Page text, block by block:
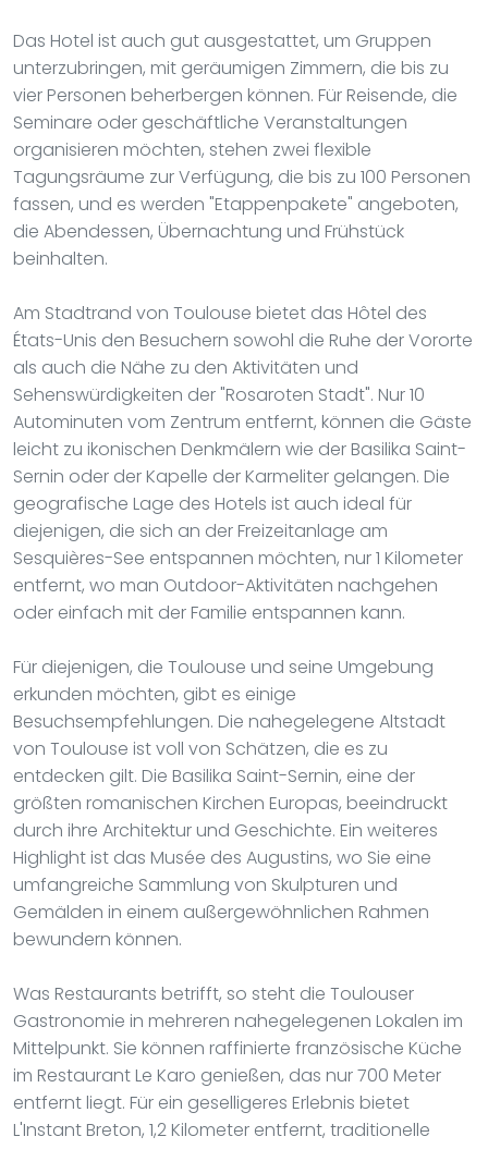
Das Hotel ist auch gut ausgestattet, um Gruppen
unterzubringen, mit geräumigen Zimmern, die bis zu
vier Personen beherbergen können. Für Reisende, die
Seminare oder geschäftliche Veranstaltungen
organisieren möchten, stehen zwei flexible
Tagungsräume zur Verfügung, die bis zu 100 Personen
fassen, und es werden "Etappenpakete" angeboten,
die Abendessen, Übernachtung und Frühstück
beinhalten.
Am Stadtrand von Toulouse bietet das Hôtel des
États-Unis den Besuchern sowohl die Ruhe der Vororte
als auch die Nähe zu den Aktivitäten und
Sehenswürdigkeiten der "Rosaroten Stadt". Nur 10
Autominuten vom Zentrum entfernt, können die Gäste
leicht zu ikonischen Denkmälern wie der Basilika Saint-
Sernin oder der Kapelle der Karmeliter gelangen. Die
geografische Lage des Hotels ist auch ideal für
diejenigen, die sich an der Freizeitanlage am
Sesquières-See entspannen möchten, nur 1 Kilometer
entfernt, wo man Outdoor-Aktivitäten nachgehen
oder einfach mit der Familie entspannen kann.
Für diejenigen, die Toulouse und seine Umgebung
erkunden möchten, gibt es einige
Besuchsempfehlungen. Die nahegelegene Altstadt
von Toulouse ist voll von Schätzen, die es zu
entdecken gilt. Die Basilika Saint-Sernin, eine der
größten romanischen Kirchen Europas, beeindruckt
durch ihre Architektur und Geschichte. Ein weiteres
Highlight ist das Musée des Augustins, wo Sie eine
umfangreiche Sammlung von Skulpturen und
Gemälden in einem außergewöhnlichen Rahmen
bewundern können.
Was Restaurants betrifft, so steht die Toulouser
Gastronomie in mehreren nahegelegenen Lokalen im
Mittelpunkt. Sie können raffinierte französische Küche
im Restaurant Le Karo genießen, das nur 700 Meter
entfernt liegt. Für ein geselligeres Erlebnis bietet
L'Instant Breton, 1,2 Kilometer entfernt, traditionelle